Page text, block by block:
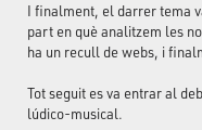
I finalment, el darrer tema
part en què analitzem les
ha un recull de webs, i
Tot seguit es va entrar al
lúdico-musical.